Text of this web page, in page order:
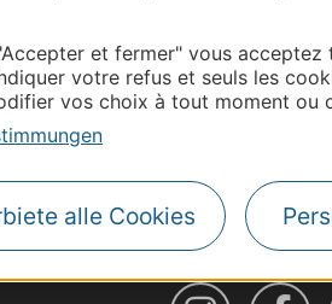
et fermer" vous
votre refus et seuls les
vos choix à tout moment
alle Cookies